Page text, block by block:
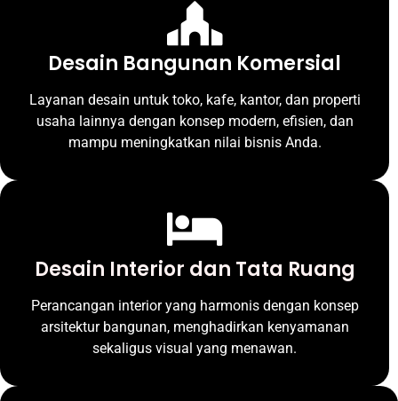
Desain Bangunan Komersial
Layanan desain untuk toko, kafe, kantor, dan properti
usaha lainnya dengan konsep modern, efisien, dan
mampu meningkatkan nilai bisnis Anda.
Desain Interior dan Tata Ruang
Perancangan interior yang harmonis dengan konsep
arsitektur bangunan, menghadirkan kenyamanan
sekaligus visual yang menawan.